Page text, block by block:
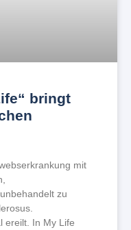
bringt
mit
zu
ereilt. In My Life